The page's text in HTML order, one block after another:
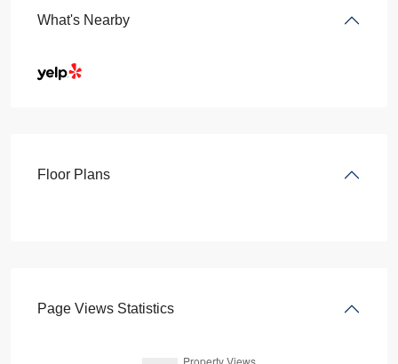
What's Nearby
Floor Plans
Page Views Statistics